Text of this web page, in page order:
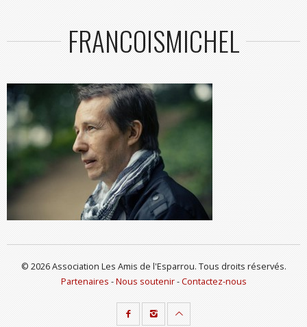
FRANCOISMICHEL
© 2026 Association Les Amis de l'Esparrou. Tous droits réservés.
Partenaires -Nous soutenir-Contactez-nous